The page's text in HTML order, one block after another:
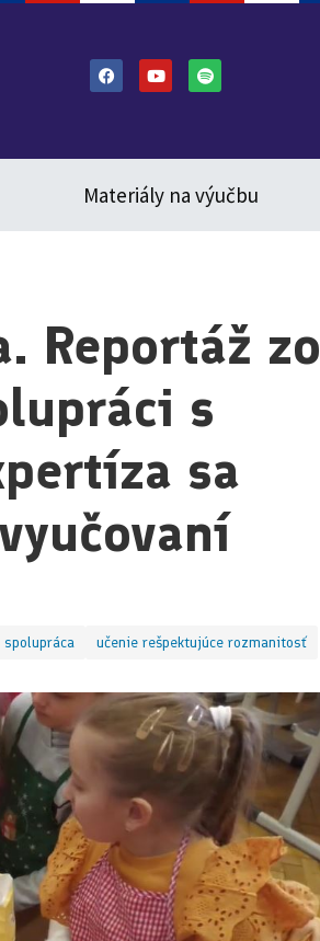
Materiály na výučbu
Reportáž zo
s
sa
spolupráca učenie rešpektujúce rozmanitosť